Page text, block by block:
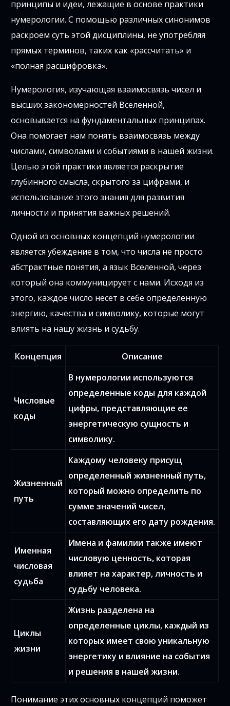
принципы и идеи, лежащие в основе практики
нумерологии. С помощью различных синонимов
раскроем суть этой дисциплины, не употребляя
прямых терминов, таких как «рассчитать» и
«полная расшифровка».
Нумерология, изучающая взаимосвязь чисел и
высших закономерностей Вселенной,
основывается на фундаментальных принципах.
Она помогает нам понять взаимосвязь между
числами, символами и событиями в нашей жизни.
Целью этой практики является раскрытие
глубинного смысла, скрытого за цифрами, и
использование этого знания для развития
личности и принятия важных решений.
Одной из основных концепций нумерологии
является убеждение в том, что числа не просто
абстрактные понятия, а язык Вселенной, через
который она коммуницирует с нами. Исходя из
этого, каждое число несет в себе определенную
энергию, качества и символику, которые могут
влиять на нашу жизнь и судьбу.
Концепция Описание
Числовые
коды
В нумерологии используются
определенные коды для каждой
цифры, представляющие ее
энергетическую сущность и
символику.
Жизненный
путь
Каждому человеку присущ
определенный жизненный путь,
который можно определить по
сумме значений чисел,
составляющих его дату рождения.
Именная
числовая
судьба
Имена и фамилии также имеют
числовую ценность, которая
влияет на характер, личность и
судьбу человека.
Циклы
жизни
Жизнь разделена на
определенные циклы, каждый из
которых имеет свою уникальную
энергетику и влияние на события
и решения в нашей жизни.
Понимание этих основных концепций поможет